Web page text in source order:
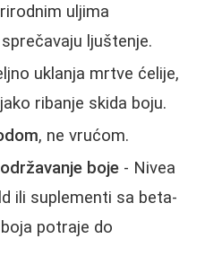
uljima
ljuštenje.
uklanja mrtve ćelije,
ribanje skida boju.
, ne vrućom.
boje - Nivea
ili suplementi sa beta-
potraje do